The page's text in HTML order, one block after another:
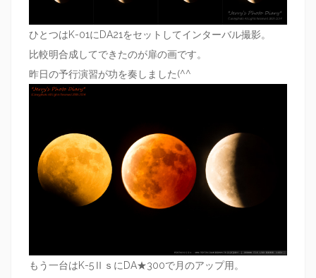
ひとつはK-01にDA21をセットしてインターバル撮影。
比較明合成してできたのが扉の画です。
昨日の予行演習が功を奏しました(^^
もう一台はK-5ⅡｓにDA★300で月のアップ用。